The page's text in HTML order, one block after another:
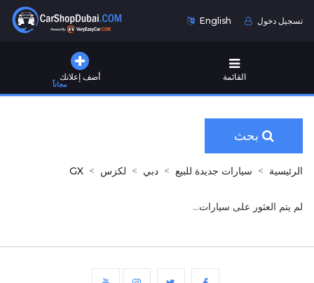
English تسجيل دخول
أضف إعلانك
مجاناً
القائمة
بحث
الرئيسية سيارات جديدة للبيع دبي لكزس GX
لم يتم العثور على سيارات...